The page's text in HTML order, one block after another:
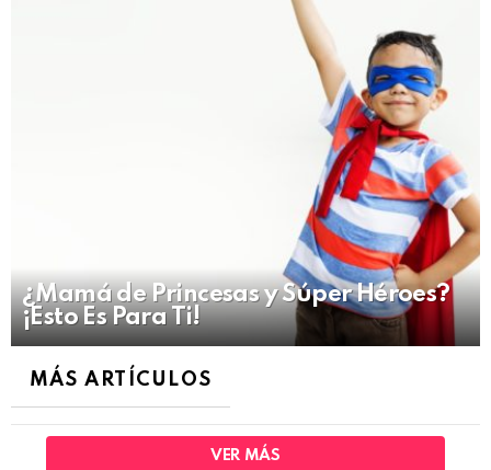
¿Mamá de Princesas y Súper Héroes?
¡Esto Es Para Ti!
MÁS ARTÍCULOS
VER MÁS